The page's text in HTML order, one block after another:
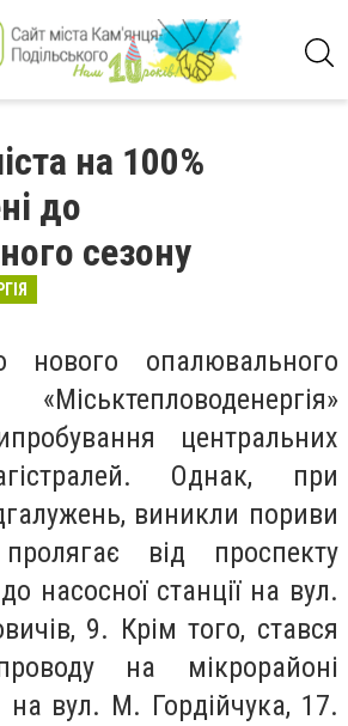
на 100%
до
сезону
нового опалювального
центральних
Однак, при
виникли пориви
від проспекту
насосної станції на вул.
9. Крім того, стався
на мікрорайоні
вул. М. Гордійчука, 17.